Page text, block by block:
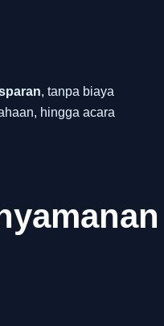
, tanpa biaya
hingga acara